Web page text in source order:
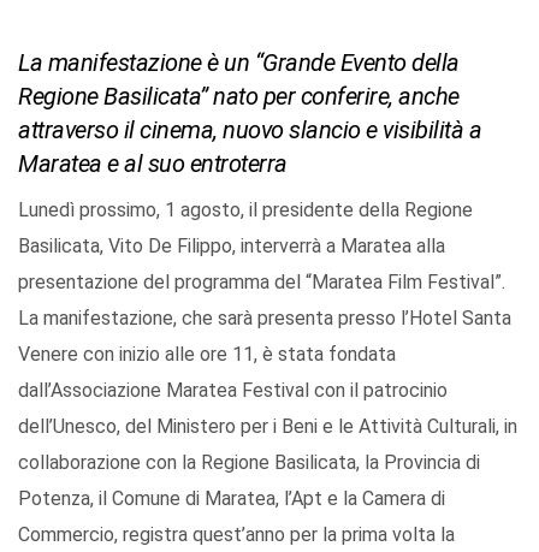
La manifestazione è un “Grande Evento della
Regione Basilicata” nato per conferire, anche
attraverso il cinema, nuovo slancio e visibilità a
Maratea e al suo entroterra
Lunedì prossimo, 1 agosto, il presidente della Regione
Basilicata, Vito De Filippo, interverrà a Maratea alla
presentazione del programma del “Maratea Film Festival”.
La manifestazione, che sarà presenta presso l’Hotel Santa
Venere con inizio alle ore 11, è stata fondata
dall’Associazione Maratea Festival con il patrocinio
dell’Unesco, del Ministero per i Beni e le Attività Culturali, in
collaborazione con la Regione Basilicata, la Provincia di
Potenza, il Comune di Maratea, l’Apt e la Camera di
Commercio, registra quest’anno per la prima volta la